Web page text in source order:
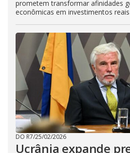
prometem transformar afinidades
econômicas em investimentos reais
DO R7/25/02/2026
Ucrânia expande